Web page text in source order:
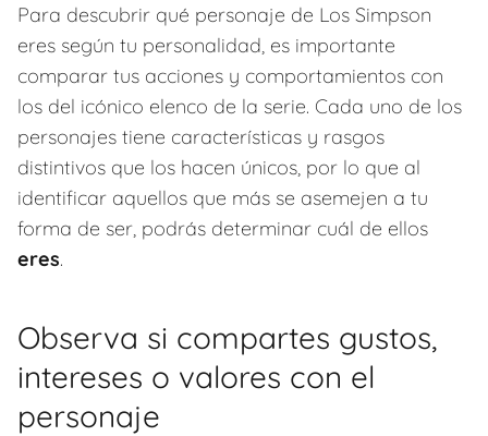
Para descubrir qué personaje de Los Simpson
eres según tu personalidad, es importante
comparar tus acciones y comportamientos con
los del icónico elenco de la serie. Cada uno de los
personajes tiene características y rasgos
distintivos que los hacen únicos, por lo que al
identificar aquellos que más se asemejen a tu
forma de ser, podrás determinar cuál de ellos
eres.
Observa si compartes gustos,
intereses o valores con el
personaje